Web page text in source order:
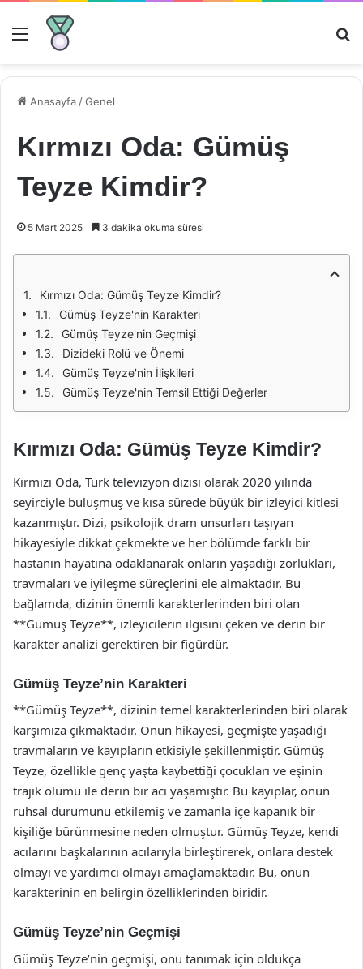
Menü
Anasayfa /Genel
Kırmızı Oda: Gümüş
Teyze Kimdir?
5 Mart 2025 3 dakika okuma süresi
Kırmızı Oda: Gümüş Teyze Kimdir?
Gümüş Teyze'nin Karakteri
Gümüş Teyze'nin Geçmişi
Dizideki Rolü ve Önemi
Gümüş Teyze'nin İlişkileri
Gümüş Teyze'nin Temsil Ettiği Değerler
Kırmızı Oda: Gümüş Teyze Kimdir?
Kırmızı Oda, Türk televizyon dizisi olarak 2020 yılında
seyirciyle buluşmuş ve kısa sürede büyük bir izleyici kitlesi
kazanmıştır. Dizi, psikolojik dram unsurları taşıyan
hikayesiyle dikkat çekmekte ve her bölümde farklı bir
hastanın hayatına odaklanarak onların yaşadığı zorlukları,
travmaları ve iyileşme süreçlerini ele almaktadır. Bu
bağlamda, dizinin önemli karakterlerinden biri olan
**Gümüş Teyze**, izleyicilerin ilgisini çeken ve derin bir
karakter analizi gerektiren bir figürdür.
Gümüş Teyze’nin Karakteri
**Gümüş Teyze**, dizinin temel karakterlerinden biri olarak
karşımıza çıkmaktadır. Onun hikayesi, geçmişte yaşadığı
travmaların ve kayıpların etkisiyle şekillenmiştir. Gümüş
Teyze, özellikle genç yaşta kaybettiği çocukları ve eşinin
trajik ölümü ile derin bir acı yaşamıştır. Bu kayıplar, onun
ruhsal durumunu etkilemiş ve zamanla içe kapanık bir
kişiliğe bürünmesine neden olmuştur. Gümüş Teyze, kendi
acılarını başkalarının acılarıyla birleştirerek, onlara destek
olmayı ve yardımcı olmayı amaçlamaktadır. Bu, onun
karakterinin en belirgin özelliklerinden biridir.
Gümüş Teyze’nin Geçmişi
Gümüş Teyze’nin geçmişi, onu tanımak için oldukça